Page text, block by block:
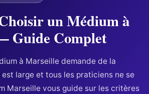
un Médium à
Guide Complet
à Marseille demande de la
large et tous les praticiens ne se
Marseille vous guide sur les critères